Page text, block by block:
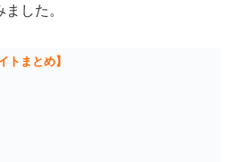
した。
トまとめ】